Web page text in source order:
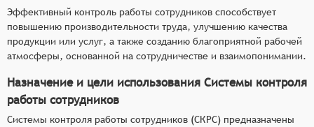
Эффективный контроль работы сотрудников способствует
повышению производительности труда, улучшению качества
продукции или услуг, а также созданию благоприятной рабочей
атмосферы, основанной на сотрудничестве и взаимопонимании.
Назначение и цели использования Системы контроля
работы сотрудников
Системы контроля работы сотрудников (СКРС) предназначены